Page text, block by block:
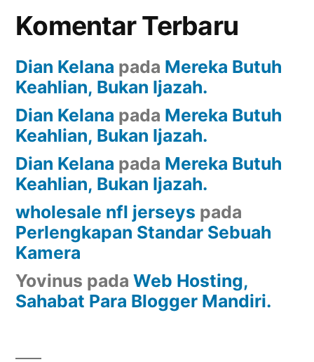
Komentar Terbaru
Dian Kelana pada Mereka Butuh
Keahlian, Bukan Ijazah.
Dian Kelana pada Mereka Butuh
Keahlian, Bukan Ijazah.
Dian Kelana pada Mereka Butuh
Keahlian, Bukan Ijazah.
wholesale nfl jerseys pada
Perlengkapan Standar Sebuah
Kamera
Yovinus pada Web Hosting,
Sahabat Para Blogger Mandiri.